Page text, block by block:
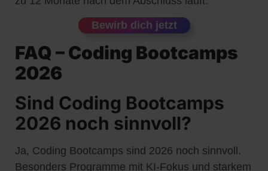
Bewirb dich jetzt
FAQ – Coding Bootcamps
2026
Sind Coding Bootcamps
2026 noch sinnvoll?
Ja, Coding Bootcamps sind 2026 noch sinnvoll.
Besonders Programme mit KI-Fokus und starkem